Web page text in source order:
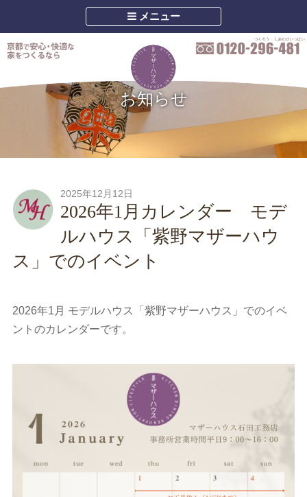
メニュー
お知らせ
2025年12月12日
2026年1月カレンダー モデ
ルハウス「紫野マザーハウ
ス」でのイベント
2026年1月 モデルハウス「紫野マザーハウス」でのイベ
ントのカレンダーです。